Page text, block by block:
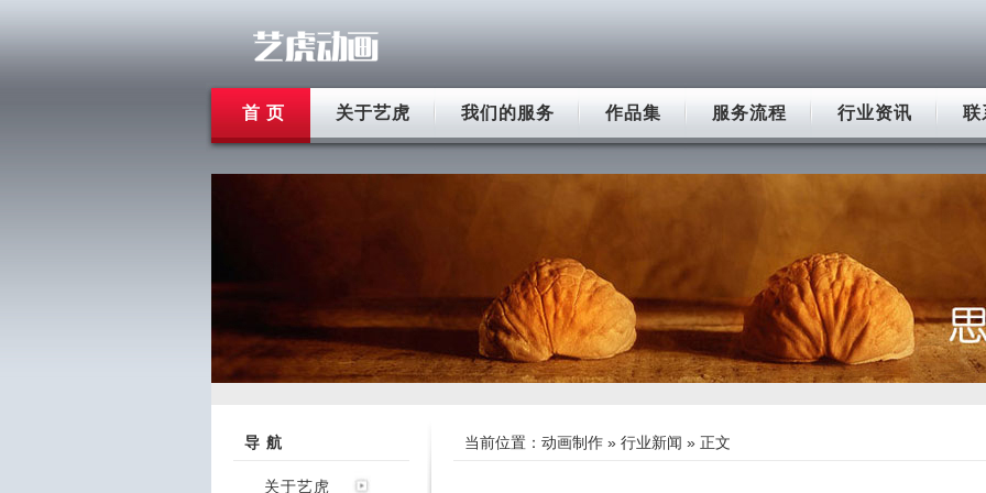
首 页 关于艺虎 我们的服务 作品集 服务流程 行业资讯 联
导 航
关于艺虎
当前位置： 动画制作 » 行业新闻 » 正文